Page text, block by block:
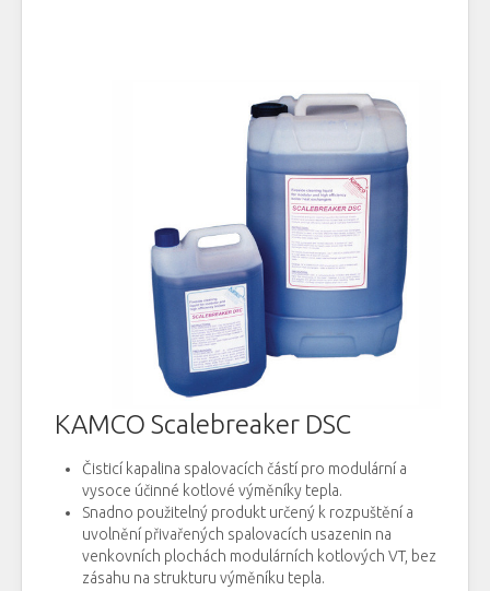
KAMCO Scalebreaker DSC
Čisticí kapalina spalovacích částí pro modulární a
vysoce účinné kotlové výměníky tepla.
Snadno použitelný produkt určený k rozpuštění a
uvolnění přivařených spalovacích usazenin na
venkovních plochách modulárních kotlových VT, bez
zásahu na strukturu výměníku tepla.